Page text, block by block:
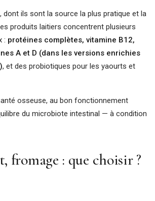
dont ils sont la source la plus pratique et la
produits laitiers concentrent plusieurs
: protéines complètes, vitamine B12,
A et D (dans les versions enrichies
, et des probiotiques pour les yaourts et
osseuse, au bon fonctionnement
du microbiote intestinal — à condition
fromage : que choisir ?